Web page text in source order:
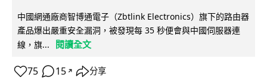
中國網通廠商智博通電子（Zbtlink Electronics）旗下的路由器
產品爆出嚴重安全漏洞，被發現每 35 秒便會與中國伺服器連
線，旗...
閱讀全文
75 15 ↗ 分享